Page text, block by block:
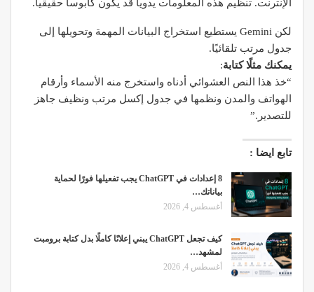
الإنترنت. تنظيم هذه المعلومات يدوياً قد يكون كابوساً حقيقياً.
لكن Gemini يستطيع استخراج البيانات المهمة وتحويلها إلى
جدول مرتب تلقائيًا.
يمكنك مثلًا كتابة:
“خذ هذا النص العشوائي أدناه واستخرج منه الأسماء وأرقام
الهواتف والمدن ونظمها في جدول إكسل مرتب ونظيف جاهز
للتصدير.”
تابع ايضا :
8 إعدادات في ChatGPT يجب تفعيلها فورًا لحماية
بياناتك…
أغسطس 4, 2026
كيف تجعل ChatGPT يبني إعلانًا كاملًا بدل كتابة برومبت
لمشهد…
أغسطس 4, 2026